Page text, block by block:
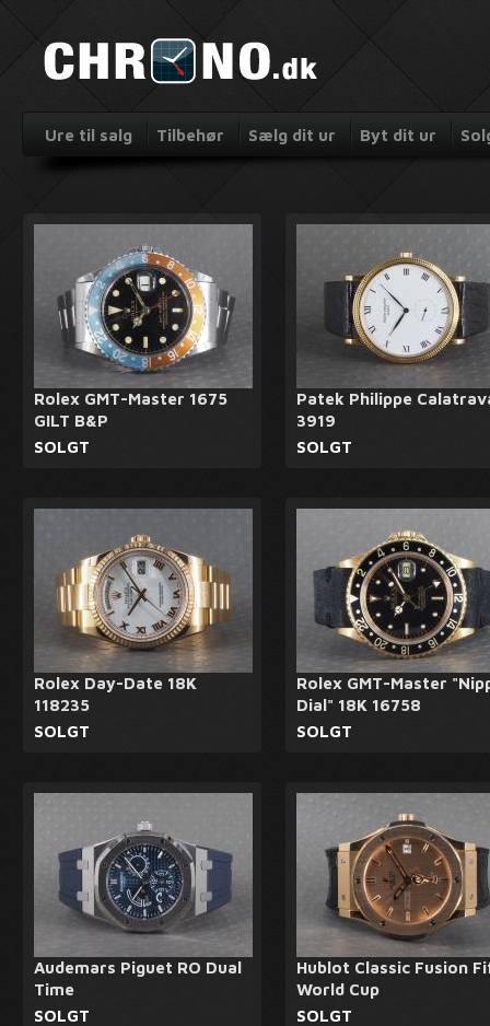
Ure til salg Tilbehør Sælg dit ur Byt dit ur
Rolex GMT-Master 1675
GILT B&P
SOLGT
Patek Philippe
3919
SOLGT
Rolex Day-Date 18K
118235
SOLGT
Rolex GMT-Master
Dial" 18K 16758
SOLGT
Audemars Piguet RO Dual
Time
SOLGT
Hublot Classic Fusion
World Cup
SOLGT